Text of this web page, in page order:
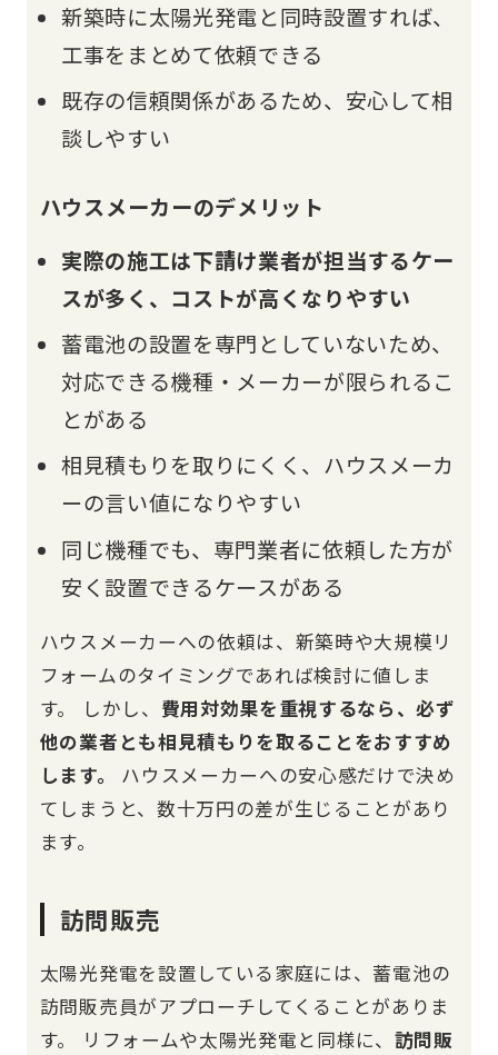
新築時に太陽光発電と同時設置すれば、
工事をまとめて依頼できる
既存の信頼関係があるため、安心して相
談しやすい
ハウスメーカーのデメリット
実際の施工は下請け業者が担当するケー
スが多く、コストが高くなりやすい
蓄電池の設置を専門としていないため、
対応できる機種・メーカーが限られるこ
とがある
相見積もりを取りにくく、ハウスメーカ
ーの言い値になりやすい
同じ機種でも、専門業者に依頼した方が
安く設置できるケースがある
ハウスメーカーへの依頼は、新築時や大規模リ
フォームのタイミングであれば検討に値しま
す。 しかし、 費用対効果を重視するなら、必ず
他の業者とも相見積もりを取ることをおすすめ
します。
ハウスメーカーへの安心感だけで決め
てしまうと、数十万円の差が生じることがあり
ます。
訪問販売
太陽光発電を設置している家庭には、蓄電池の
訪問販売員がアプローチしてくることがありま
す。 リフォームや太陽光発電と同様に、 訪問販